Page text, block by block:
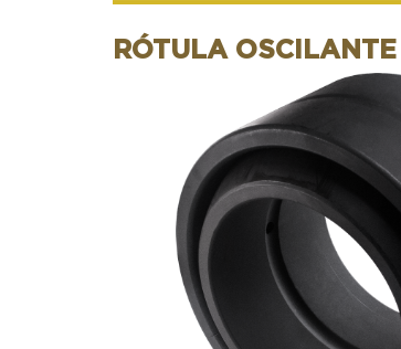
RÓTULA OSCILANTE